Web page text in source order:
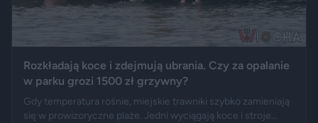
Rozkładają koce i zdejmują ubrania. Czy za opalanie
w parku grozi 1500 zł grzywny?
Gdy temperatura rośnie, miejskie trawniki szybko zamieniają
się w prowizoryczne plaże. Jedni wyciągają koce i stroje